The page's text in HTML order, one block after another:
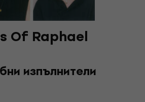
Of Raphael
изпълнители